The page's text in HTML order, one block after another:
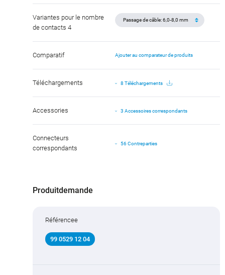
Variantes pour le nombre
de contacts 4
Comparatif Ajouter au comparateur de produits
Téléchargements 8 Téléchargements
Accessories 3 Accessoires correspondants
Connecteurs
correspondants
56 Contreparties
Produitdemande
Référencee
99 0529 12 04